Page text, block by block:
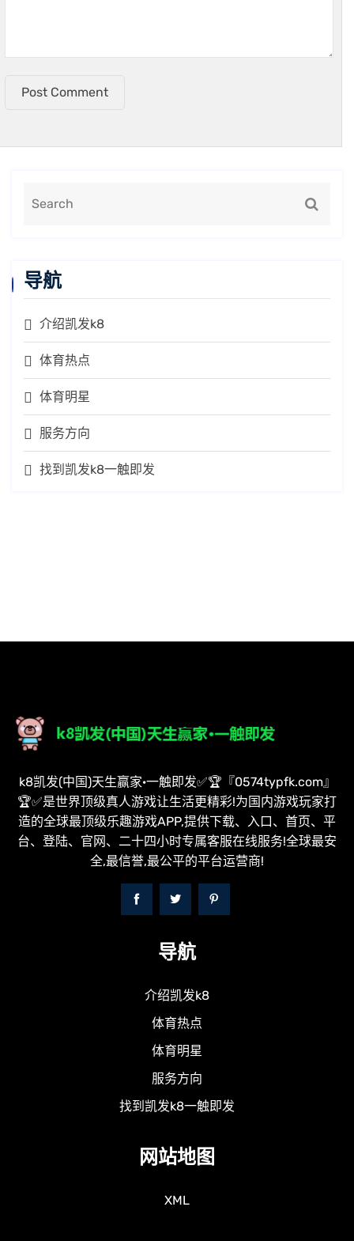
Post Comment
导航
介绍凯发k8
体育热点
体育明星
服务方向
找到凯发k8一触即发
k8凯发(中国)天生赢家·一触即发✅🏆『0574typfk.com』
🏆✅是世界顶级真人游戏让生活更精彩!为国内游戏玩家打
造的全球最顶级乐趣游戏APP,提供下载、入口、首页、平
台、登陆、官网、二十四小时专属客服在线服务!全球最安
全,最信誉,最公平的平台运营商!
导航
介绍凯发k8
体育热点
体育明星
服务方向
找到凯发k8一触即发
网站地图
XML